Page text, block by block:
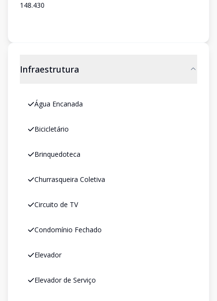
148.430
Infraestrutura
Água Encanada
Bicicletário
Brinquedoteca
Churrasqueira Coletiva
Circuito de TV
Condomínio Fechado
Elevador
Elevador de Serviço